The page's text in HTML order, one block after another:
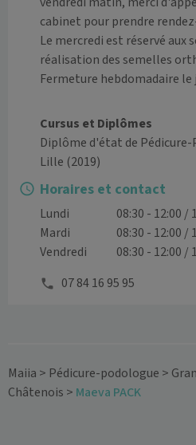
cabinet pour prendre
Le mercredi est réservé aux
réalisation des semelles
Fermeture hebdomadaire le
Cursus et Diplômes
Diplôme d'état de
Lille (2019)
Horaires et contact
Lundi
08:30 - 12:00 /
Mardi
08:30 - 12:00 /
Vendredi
08:30 - 12:00 /
07 84 16 95 95
Maiia > Pédicure-podologue >
Châtenois > Maeva PACK